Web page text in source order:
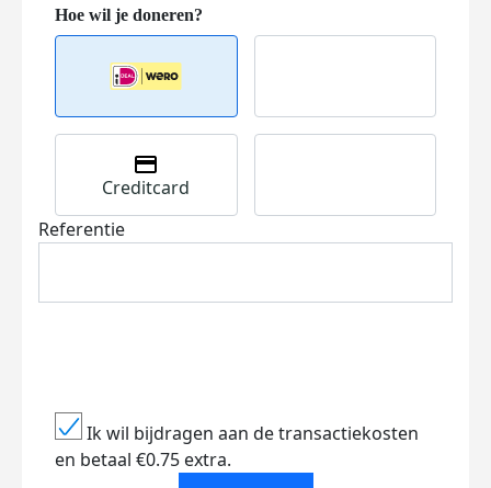
Creditcard
Referentie
Ik wil bijdragen aan de transactiekosten
en betaal €0.75 extra.